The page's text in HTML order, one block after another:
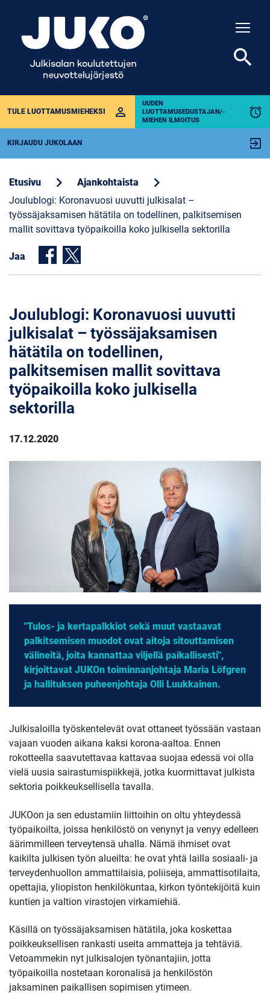
TULE LUOTTAMUSMIEHEKSI perm_identity
UUDEN
LUOTTAMUSEDUSTAJAN/-
MIEHEN ILMOITUS
alarm
KIRJAUDU JUKOLAAN exit_to_app
search
Etusivu chevron_right Ajankohtaista chevron_right
Joulublogi: Koronavuosi uuvutti julkisalat –
työssäjaksamisen hätätila on todellinen, palkitsemisen
mallit sovittava työpaikoilla koko julkisella sektorilla
Jaa
Joulublogi: Koronavuosi uuvutti
julkisalat – työssäjaksamisen
hätätila on todellinen,
palkitsemisen mallit sovittava
työpaikoilla koko julkisella
sektorilla
17.12.2020
"Tulos- ja kertapalkkiot sekä muut vastaavat
palkitsemisen muodot ovat aitoja sitouttamisen
välineitä, joita kannattaa viljellä paikallisesti",
kirjoittavat JUKOn toiminnanjohtaja Maria Löfgren
ja hallituksen puheenjohtaja Olli Luukkainen.
Julkisaloilla työskentelevät ovat ottaneet työssään vastaan
vajaan vuoden aikana kaksi korona-aaltoa. Ennen
rokotteella saavutettavaa kattavaa suojaa edessä voi olla
vielä uusia sairastumispiikkejä, jotka kuormittavat julkista
sektoria poikkeuksellisella tavalla.
JUKOon ja sen edustamiin liittoihin on oltu yhteydessä
työpaikoilta, joissa henkilöstö on venynyt ja venyy edelleen
äärimmilleen terveytensä uhalla. Nämä ihmiset ovat
kaikilta julkisen työn alueilta: he ovat yhtä lailla sosiaali- ja
terveydenhuollon ammattilaisia, poliiseja, ammattisotilaita,
opettajia, yliopiston henkilökuntaa, kirkon työntekijöitä kuin
kuntien ja valtion virastojen virkamiehiä.
Käsillä on työssäjaksamisen hätätila, joka koskettaa
poikkeuksellisen rankasti useita ammatteja ja tehtäviä.
Vetoammekin nyt julkisalojen työnantajiin, jotta
työpaikoilla nostetaan koronalisä ja henkilöstön
jaksaminen paikallisen sopimisen ytimeen.